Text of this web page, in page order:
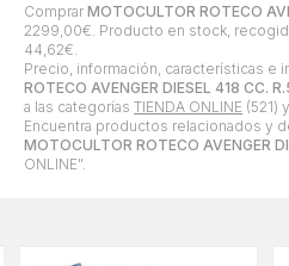
Comprar MOTOCULTOR ROTECO
2299,00€ . Producto en stock,
44,62€
Precio, información, características e
ROTECO AVENGER DIESEL 418 CC.
a las categorías TIENDA ONLINE (521) y
Encuentra productos relacionados y
MOTOCULTOR ROTECO AVENGER
ONLINE".